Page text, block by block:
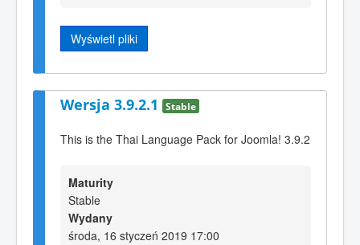
Wyświetl pliki
Wersja 3.9.2.1 Stable
This is the Thai Language Pack for Joomla! 3.9.2
Maturity
Stable
Wydany
środa, 16 styczeń 2019 17:00